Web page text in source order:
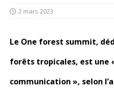
2 mars 2023
Le One forest summit,
forêts tropicales, est une
communication », selon